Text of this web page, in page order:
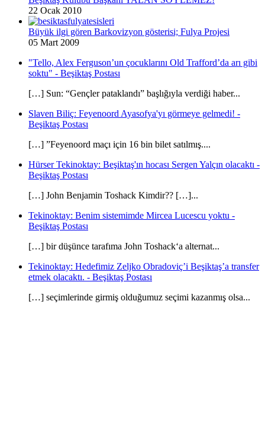
22 Ocak 2010
Büyük ilgi gören Barkovizyon gösterisi; Fulya Projesi
05 Mart 2009
"Tello, Alex Ferguson’un çocuklarını Old Trafford’da arı gibi
soktu" - Beşiktaş Postası
[…] Sun: “Gençler pataklandı” başlığıyla verdiği haber...
Slaven Biliç: Feyenoord Ayasofya'yı görmeye gelmedi! -
Beşiktaş Postası
[…] ”Feyenoord maçı için 16 bin bilet satılmış....
Hürser Tekinoktay: Beşiktaş'ın hocası Sergen Yalçın olacaktı -
Beşiktaş Postası
[…] John Benjamin Toshack Kimdir?? […]...
Tekinoktay: Benim sistemimde Mircea Lucescu yoktu -
Beşiktaş Postası
[…] bir düşünce tarafıma John Toshack‘a alternat...
Tekinoktay: Hedefimiz Zeljko Obradoviç’i Beşiktaş’a transfer
etmek olacaktı. - Beşiktaş Postası
[…] seçimlerinde girmiş olduğumuz seçimi kazanmış olsa...